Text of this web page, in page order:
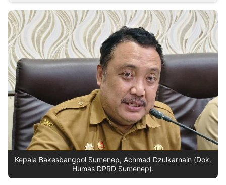
INDONESIA
Partner
Insight
NTB
Suara
Time
Lens
IDN
Daily
Jogja
Jalan
Rakyat
Idealita
News
Kita
Notice
Dinamikapost.com
Radar
Baru
Seedbacklink
Follow
Kabarbaru
Kepala Bakesbangpol Sumenep, Achmad Dzulkarnain (Dok.
Humas DPRD Sumenep).